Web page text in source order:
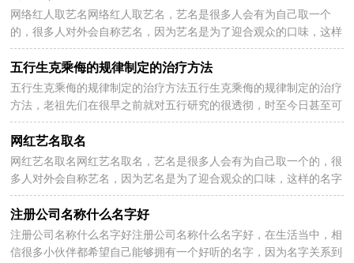
2026-07-20
网络红人取艺名网络红人取艺名，艺名是很多人会有为自己取一个
的，很多人对外会自称艺名，因为艺名是为了迎合观众的口味，这样
的名字听起来大多都很有艺术感，并且有利于传播，下面看看...
五行生克乘侮的规律制定的治疗方法
2026-07-20
五行生克乘侮的规律制定的治疗方法五行生克乘侮的规律制定的治疗
方法，老祖先们在很早之前就对五行研究的很透彻，时至今日甚至可
以以五行的规律用作在医疗上，可以诊断病情，下面是...
网红艺名取名
2026-07-20
网红艺名取名网红艺名取名，艺名是很多人会有为自己取一个的，很
多人对外会自称艺名，因为艺名是为了迎合观众的口味，这样的名字
听起来大多都很有艺术感，并且有利于传播，下面看看网红...
注册公司名称什么名字好
2026-07-20
注册公司名称什么名字好注册公司名称什么名字好，在生活当中，相
信很多小伙伴都希望自己能够拥有一个好听的名字，因为名字关系到